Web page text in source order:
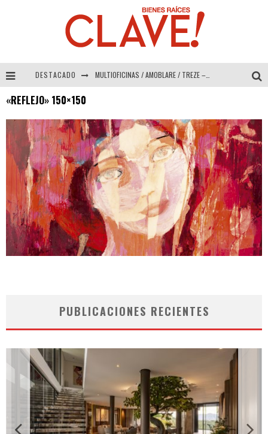
DESTACADO MULTIOFICINAS / AMOBLARE / TREZE – Especial Interiorismo & Decoración 2026
COLINEAL – Especial Interiorismo & Decoración 2026
ADRIANA HOYOS DESIGN STUDIO – Especial Interiorismo & Decoración 2026
«REFLEJO» 150×150
PUBLICACIONES RECIENTES